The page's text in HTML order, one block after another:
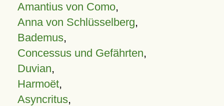
Amantius von Como,
Anna von Schlüsselberg,
Bademus,
Concessus und Gefährten,
Duvian,
Harmoët,
Asyncritus,